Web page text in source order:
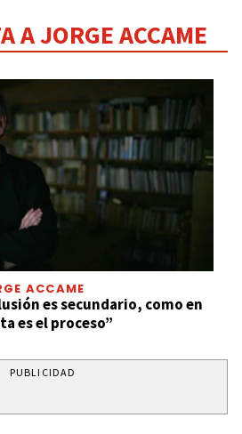
A JORGE ACCAME
ACCAME
es secundario, como en
es el proceso”
PUBLICIDAD